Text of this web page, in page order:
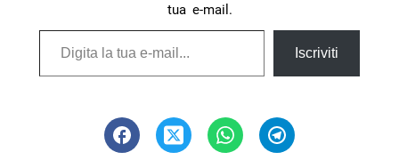
tua e-mail.
Digita la tua e-mail...
Iscriviti